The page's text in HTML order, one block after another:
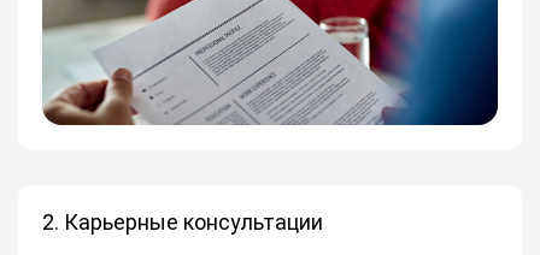
2. Карьерные консультации